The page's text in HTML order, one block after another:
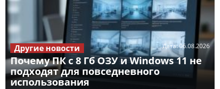
Почему ПК с 8 Гб ОЗУ и Windows 11 не
подходят для повседневного
использования
Дата:06.08.2026
Другие новости